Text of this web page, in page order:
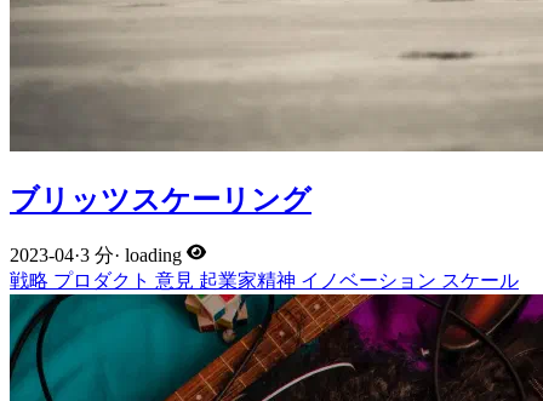
ブリッツスケーリング
2023-04·3 分· loading
戦略 プロダクト 意見 起業家精神 イノベーション スケール